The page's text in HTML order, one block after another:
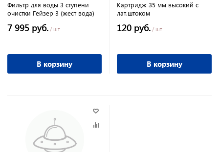
Фильтр для воды 3 ступени
очистки Гейзер 3 (жест вода)
7 995 руб. / шт
В корзину
Картридж 35 мм высокий с
лат.штоком
120 руб. / шт
В корзину